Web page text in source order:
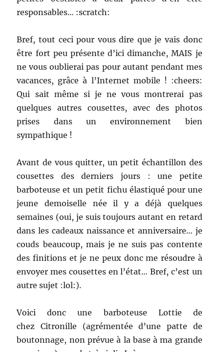
responsables… :scratch:
Bref, tout ceci pour vous dire que je vais donc
être fort peu présente d’ici dimanche, MAIS je
ne vous oublierai pas pour autant pendant mes
vacances, grâce à l’Internet mobile ! :cheers:
Qui sait même si je ne vous montrerai pas
quelques autres cousettes, avec des photos
prises dans un environnement bien
sympathique !
Avant de vous quitter, un petit échantillon des
cousettes des derniers jours : une petite
barboteuse et un petit fichu élastiqué pour une
jeune demoiselle née il y a déjà quelques
semaines (oui, je suis toujours autant en retard
dans les cadeaux naissance et anniversaire… je
couds beaucoup, mais je ne suis pas contente
des finitions et je ne peux donc me résoudre à
envoyer mes cousettes en l’état… Bref, c’est un
autre sujet :lol:).
Voici donc une barboteuse Lottie de
chez Citronille (agrémentée d’une patte de
boutonnage, non prévue à la base à ma grande